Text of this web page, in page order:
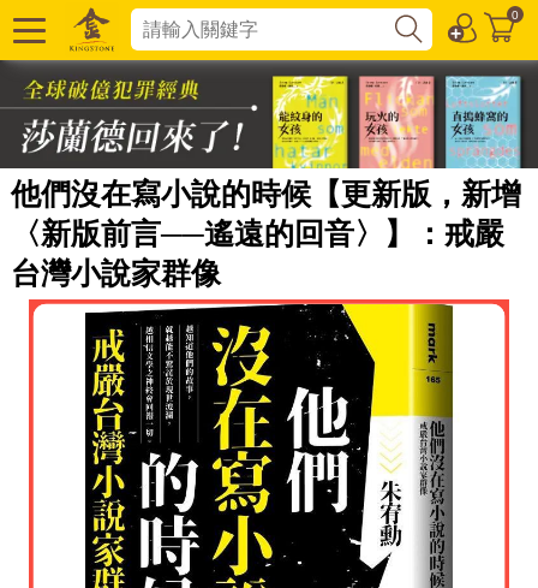
0
他們沒在寫小說的時候【更新版，新增
〈新版前言──遙遠的回音〉】：戒嚴
台灣小說家群像